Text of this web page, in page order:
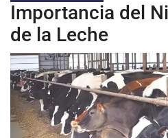
Importancia del
de la Leche